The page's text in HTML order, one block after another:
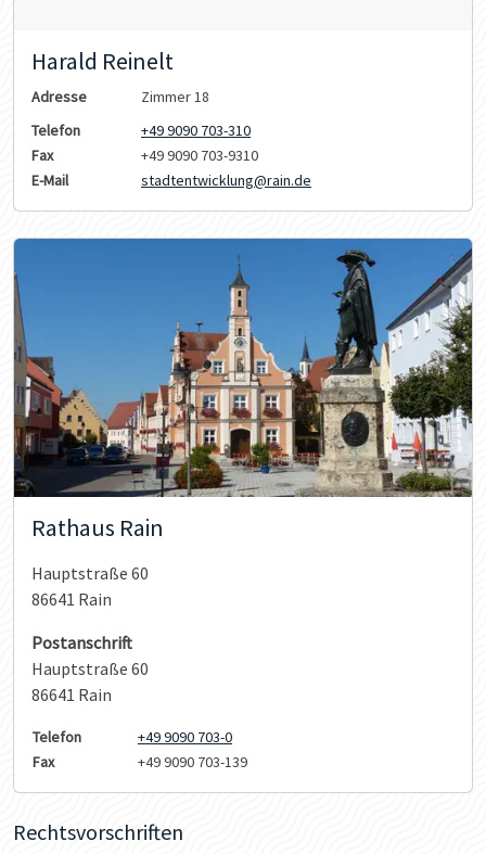
Harald Reinelt
Adresse
Zimmer 18
Telefon
+49 9090 703-310
Fax
+49 9090 703-9310
E-Mail
stadtentwicklung@rain.de
Rathaus Rain
Hauptstraße 60
86641 Rain
Postanschrift
Hauptstraße 60
86641 Rain
Telefon
+49 9090 703-0
Fax
+49 9090 703-139
Rechtsvorschriften